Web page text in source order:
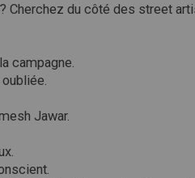
Cherchez du côté des street
campagne.
Jawar.